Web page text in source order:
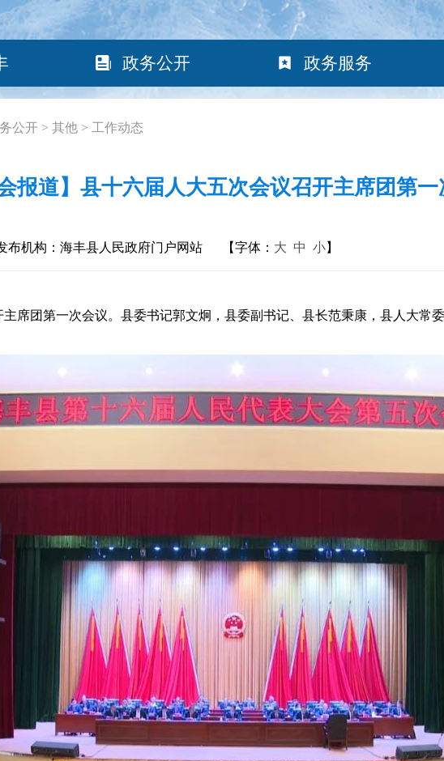
政务公开 政务服务
公开 > 其他 > 工作动态
会报道】县十六届人大五次会议召开主席团第
布机构：海丰县人民政府门户网站 【字体： 大 中 小】
团第一次会议。县委书记郭文炯，县委副书记、县长范秉康，县人大常委